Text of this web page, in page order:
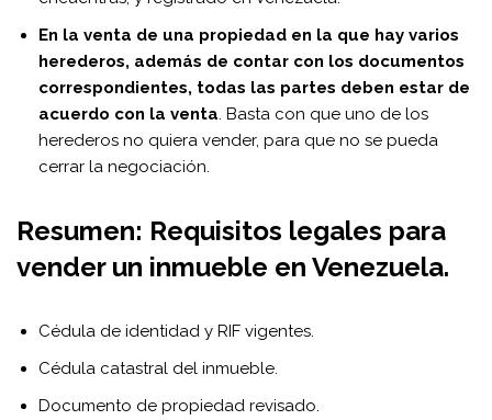
En la venta de una propiedad en la que hay varios
herederos, además de contar con los documentos
correspondientes, todas las partes deben estar de
acuerdo con la venta. Basta con que uno de los
herederos no quiera vender, para que no se pueda
cerrar la negociación.
Resumen: Requisitos legales para
vender un inmueble en Venezuela.
Cédula de identidad y RIF vigentes.
Cédula catastral del inmueble.
Documento de propiedad revisado.